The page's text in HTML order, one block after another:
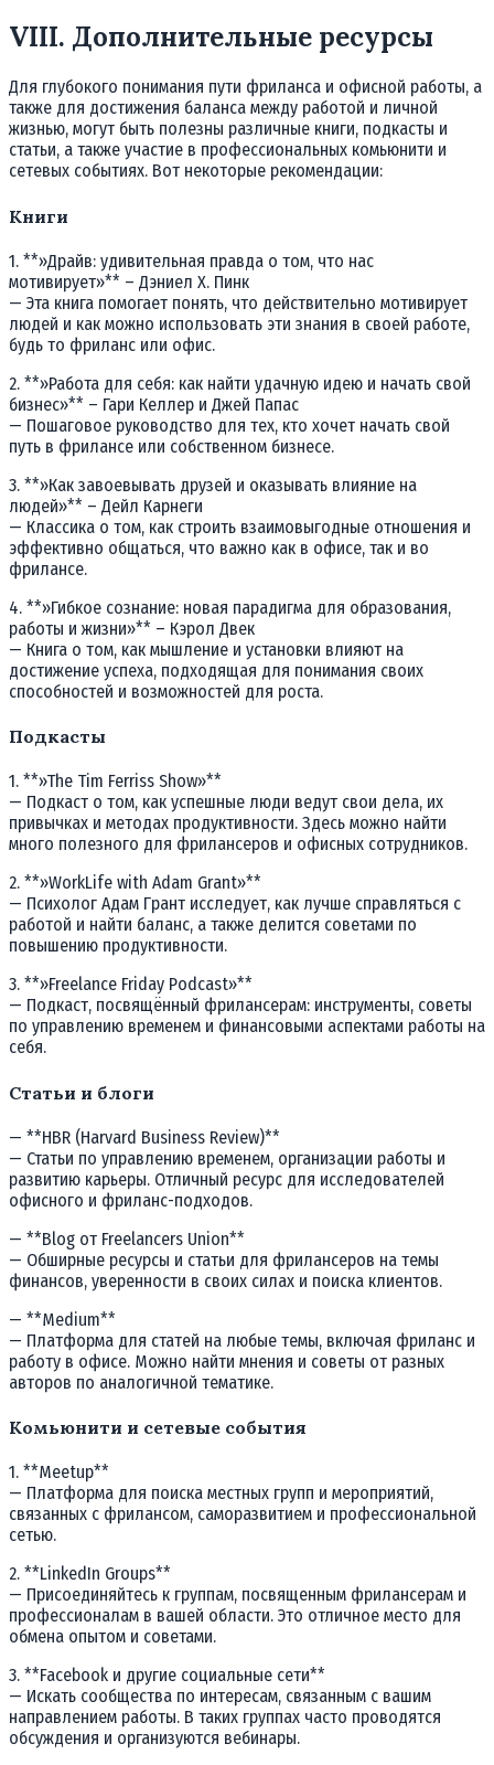
VIII. Дополнительные ресурсы
Для глубокого понимания пути фриланса и офисной работы, а
также для достижения баланса между работой и личной
жизнью, могут быть полезны различные книги, подкасты и
статьи, а также участие в профессиональных комьюнити и
сетевых событиях. Вот некоторые рекомендации:
Книги
1. **»Драйв: удивительная правда о том, что нас
мотивирует»** – Дэниел Х. Пинк
— Эта книга помогает понять, что действительно мотивирует
людей и как можно использовать эти знания в своей работе,
будь то фриланс или офис.
2. **»Работа для себя: как найти удачную идею и начать свой
бизнес»** – Гари Келлер и Джей Папас
— Пошаговое руководство для тех, кто хочет начать свой
путь в фрилансе или собственном бизнесе.
3. **»Как завоевывать друзей и оказывать влияние на
людей»** – Дейл Карнеги
— Классика о том, как строить взаимовыгодные отношения и
эффективно общаться, что важно как в офисе, так и во
фрилансе.
4. **»Гибкое сознание: новая парадигма для образования,
работы и жизни»** – Кэрол Двек
— Книга о том, как мышление и установки влияют на
достижение успеха, подходящая для понимания своих
способностей и возможностей для роста.
Подкасты
1. **»The Tim Ferriss Show»**
— Подкаст о том, как успешные люди ведут свои дела, их
привычках и методах продуктивности. Здесь можно найти
много полезного для фрилансеров и офисных сотрудников.
2. **»WorkLife with Adam Grant»**
— Психолог Адам Грант исследует, как лучше справляться с
работой и найти баланс, а также делится советами по
повышению продуктивности.
3. **»Freelance Friday Podcast»**
— Подкаст, посвящённый фрилансерам: инструменты, советы
по управлению временем и финансовыми аспектами работы на
себя.
Статьи и блоги
— **HBR (Harvard Business Review)**
— Статьи по управлению временем, организации работы и
развитию карьеры. Отличный ресурс для исследователей
офисного и фриланс-подходов.
— **Blog от Freelancers Union**
— Обширные ресурсы и статьи для фрилансеров на темы
финансов, уверенности в своих силах и поиска клиентов.
— **Medium**
— Платформа для статей на любые темы, включая фриланс и
работу в офисе. Можно найти мнения и советы от разных
авторов по аналогичной тематике.
Комьюнити и сетевые события
1. **Meetup**
— Платформа для поиска местных групп и мероприятий,
связанных с фрилансом, саморазвитием и профессиональной
сетью.
2. **LinkedIn Groups**
— Присоединяйтесь к группам, посвященным фрилансерам и
профессионалам в вашей области. Это отличное место для
обмена опытом и советами.
3. **Facebook и другие социальные сети**
— Искать сообщества по интересам, связанным с вашим
направлением работы. В таких группах часто проводятся
обсуждения и организуются вебинары.